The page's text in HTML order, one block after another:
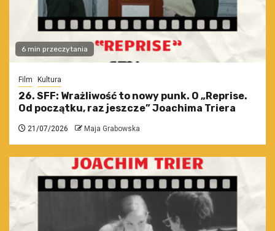
6 min przeczytania
Film Kultura
26. SFF: Wrażliwość to nowy punk. O „Reprise.
Od początku, raz jeszcze” Joachima Triera
21/07/2026 Maja Grabowska